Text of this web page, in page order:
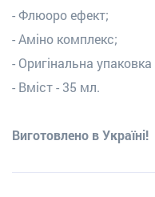
- Флюоро ефект;
- Аміно комплекс;
- Оригінальна
- Вміст - 35 мл.
Виготовлено в Україні!